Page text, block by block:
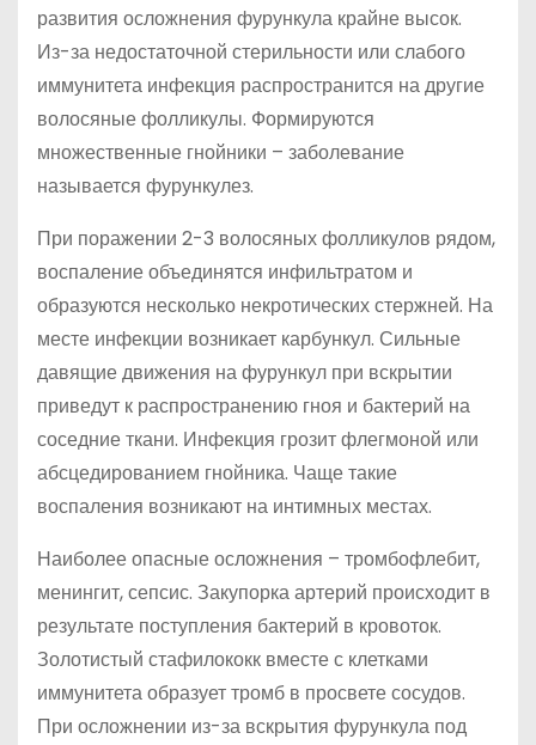
развития осложнения фурункула крайне высок.
Из-за недостаточной стерильности или слабого
иммунитета инфекция распространится на другие
волосяные фолликулы. Формируются
множественные гнойники – заболевание
называется фурункулез.
При поражении 2-3 волосяных фолликулов рядом,
воспаление объединятся инфильтратом и
образуются несколько некротических стержней. На
месте инфекции возникает карбункул. Сильные
давящие движения на фурункул при вскрытии
приведут к распространению гноя и бактерий на
соседние ткани. Инфекция грозит флегмоной или
абсцедированием гнойника. Чаще такие
воспаления возникают на интимных местах.
Наиболее опасные осложнения – тромбофлебит,
менингит, сепсис. Закупорка артерий происходит в
результате поступления бактерий в кровоток.
Золотистый стафилококк вместе с клетками
иммунитета образует тромб в просвете сосудов.
При осложнении из-за вскрытия фурункула под